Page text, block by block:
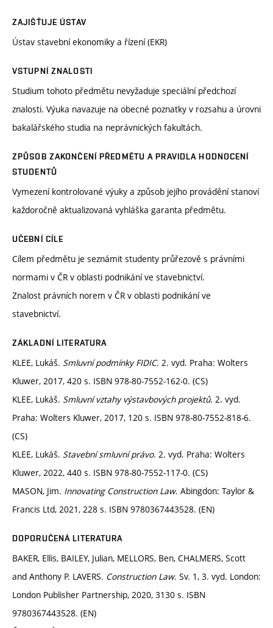
ZAJIŠŤUJE ÚSTAV
Ústav stavební ekonomiky a řízení (EKR)
VSTUPNÍ ZNALOSTI
Studium tohoto předmětu nevyžaduje speciální předchozí
znalosti. Výuka navazuje na obecné poznatky v rozsahu a úrovni
bakalářského studia na neprávnických fakultách.
ZPŮSOB ZAKONČENÍ PŘEDMĚTU A PRAVIDLA HODNOCENÍ
STUDENTŮ
Vymezení kontrolované výuky a způsob jejího provádění stanoví
každoročně aktualizovaná vyhláška garanta předmětu.
UČEBNÍ CÍLE
Cílem předmětu je seznámit studenty průřezově s právními
normami v ČR v oblasti podnikání ve stavebnictví.
Znalost právních norem v ČR v oblasti podnikání ve
stavebnictví.
ZÁKLADNÍ LITERATURA
KLEE, Lukáš. Smluvní podmínky FIDIC. 2. vyd. Praha: Wolters
Kluwer, 2017, 420 s. ISBN 978-80-7552-162-0. (CS)
KLEE, Lukáš. Smluvní vztahy výstavbových projektů. 2. vyd.
Praha: Wolters Kluwer, 2017, 120 s. ISBN 978-80-7552-818-6.
(CS)
KLEE, Lukáš. Stavební smluvní právo. 2. vyd. Praha: Wolters
Kluwer, 2022, 440 s. ISBN 978-80-7552-117-0. (CS)
MASON, Jim. Innovating Construction Law. Abingdon: Taylor &
Francis Ltd, 2021, 228 s. ISBN 9780367443528. (EN)
DOPORUČENÁ LITERATURA
BAKER, Ellis, BAILEY, Julian, MELLORS, Ben, CHALMERS, Scott
and Anthony P. LAVERS. Construction Law. Sv. 1, 3. vyd. London:
London Publisher Partnership, 2020, 3130 s. ISBN
9780367443528. (EN)